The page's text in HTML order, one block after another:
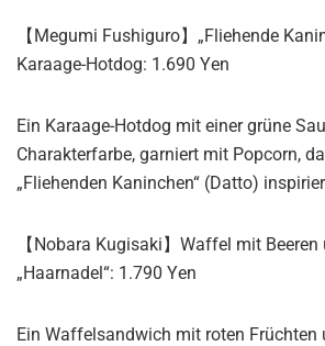
【Megumi Fushiguro】„Fliehende
Karaage-Hotdog: 1.690 Yen
Ein Karaage-Hotdog mit einer grüne
Charakterfarbe, garniert mit Popcorn,
„Fliehenden Kaninchen“ (Datto)
【Nobara Kugisaki】Waffel mit Beeren
„Haarnadel“: 1.790 Yen
Ein Waffelsandwich mit roten Früchten